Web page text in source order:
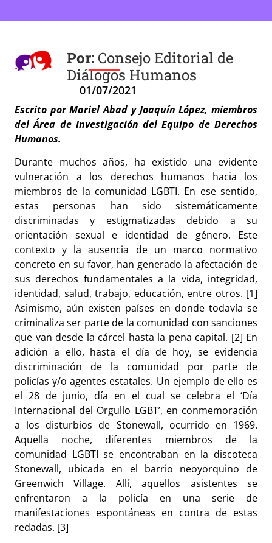
Consejo Editorial de
Diálogos Humanos
Escrito por Mariel Abad y Joaquín López, miembros
del Área de Investigación del Equipo de Derechos
Humanos.
Durante muchos años, ha existido una evidente
vulneración a los derechos humanos hacia los
miembros de la comunidad LGBTI. En ese sentido,
estas personas han sido sistemáticamente
discriminadas y estigmatizadas debido a su
orientación sexual e identidad de género. Este
contexto y la ausencia de un marco normativo
concreto en su favor, han generado la afectación de
sus derechos fundamentales a la vida, integridad,
identidad, salud, trabajo, educación, entre otros. [1]
Asimismo, aún existen países en donde todavía se
criminaliza ser parte de la comunidad con sanciones
que van desde la cárcel hasta la pena capital. [2] En
adición a ello, hasta el día de hoy, se evidencia
discriminación de la comunidad por parte de
policías y/o agentes estatales. Un ejemplo de ello es
el 28 de junio, día en el cual se celebra el ‘Día
Internacional del Orgullo LGBT’, en conmemoración
a los disturbios de Stonewall, ocurrido en 1969.
Aquella noche, diferentes miembros de la
comunidad LGBTI se encontraban en la discoteca
Stonewall, ubicada en el barrio neoyorquino de
Greenwich Village. Allí, aquellos asistentes se
enfrentaron a la policía en una serie de
manifestaciones espontáneas en contra de estas
redadas. [3]
01/07/2021